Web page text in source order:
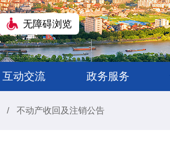
无障碍浏览
互动交流 政务服务
/ 不动产收回及注销公告